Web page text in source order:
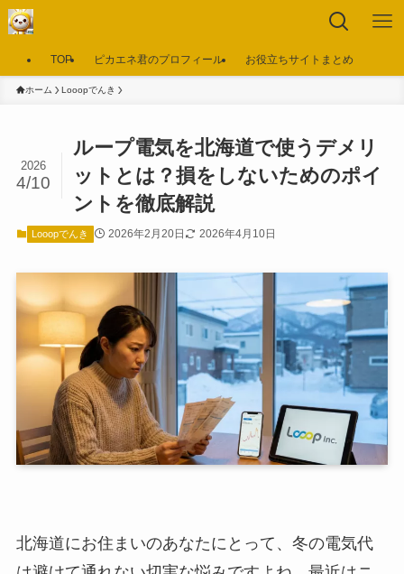
TOP ピカエネ君のプロフィール お役立ちサイトまとめ
ホーム Looopでんき
ループ電気を北海道で使うデメリ
ットとは？損をしないためのポイ
ントを徹底解説
2026
4/10
Looopでんき 2026年2月20日 2026年4月10日
北海道にお住まいのあなたにとって、冬の電気代